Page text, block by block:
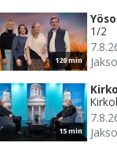
120 min
1/2
15 min